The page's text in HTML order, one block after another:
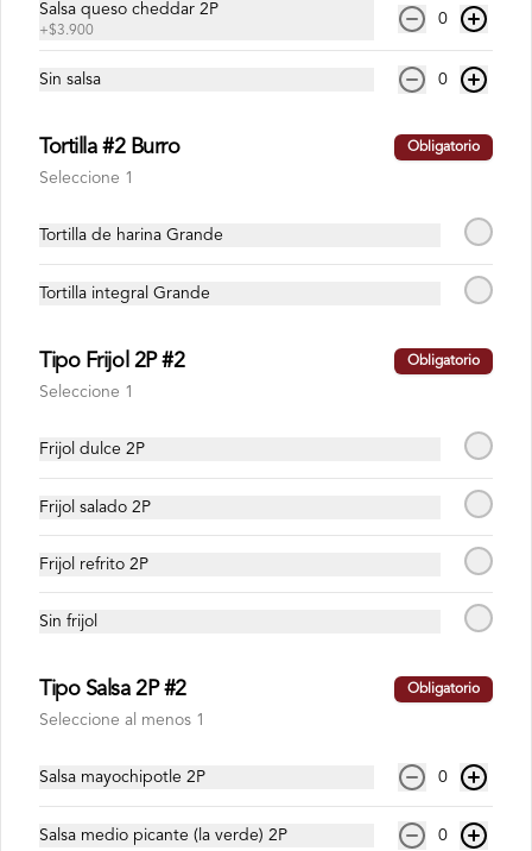
Combos
Promo Duo
Combo perfecto: 2 mini burritos (arroz +
gallo + madurito + lechuga + salsa) + 2
taquitos (poco de gallo + madurito +
papas a la francesa + 1 galleta + 2
$42.900
Salsa queso cheddar 2P
+$3.900
0
Sin salsa 0
Tortilla #2 Burro Obligatorio
Seleccione 1
Tortilla de harina Grande
Tortilla integral Grande
Tipo Frijol 2P #2 Obligatorio
Seleccione 1
Frijol dulce 2P
Frijol salado 2P
Frijol refrito 2P
Sin frijol
Tipo Salsa 2P #2 Obligatorio
Seleccione al menos 1
Salsa mayochipotle 2P 0
Salsa medio picante (la verde) 2P 0